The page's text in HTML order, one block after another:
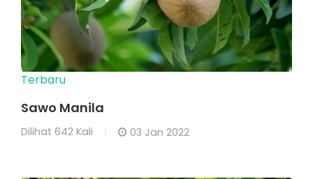
Terbaru
Sawo Manila
Dilihat 642 Kali 03 Jan 2022